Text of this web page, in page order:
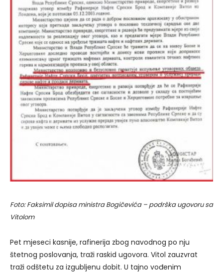
Foto: Faksimil dopisa ministra Bogičevića – podrška ugovoru sa
Vitolom
Pet mjeseci kasnije, rafinerija zbog navodnog po nju
štetnog poslovanja, traži raskid ugovora. Vitol zauzvrat
traži odštetu za izgubljenu dobit. U tajno vođenim